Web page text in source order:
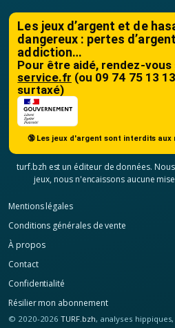
Les jeux d’argent et de
dangereux : pertes
addiction…
Pour être aidé, rendez-vous
service.fr (ou 09 74 75 13
surtaxé)
🔞 Les jeux d'argent sont interdits aux
turf.bzh est un éditeur de données.
jeux, nous n'encaissons aucune
Mentions légales
Conditions générales de vente
À propos
Contact
Confidentialité
Résilier mon abonnement
© 2020-2026TURF.bzh, analyses